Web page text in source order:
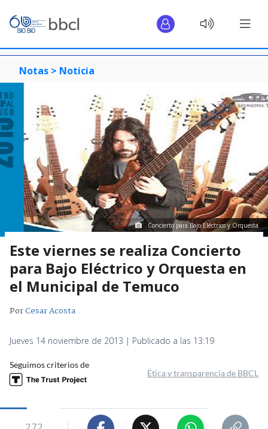
Notas > Noticia
Concierto para Bajo Eléctrico y Orquesta
Este viernes se realiza Concierto
para Bajo Eléctrico y Orquesta en
el Municipal de Temuco
PorCesar Acosta
Jueves 14 noviembre de 2013 | Publicado a las 13:19
Seguimos criterios de
Ética y transparencia de BBCL